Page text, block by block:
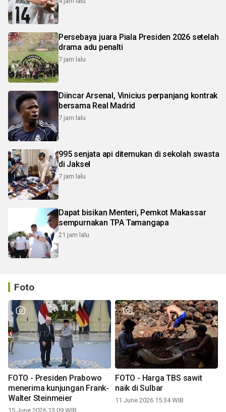
Persebaya juara Piala Presiden 2026 setelah
drama adu penalti
7 jam lalu
Diincar Arsenal, Vinicius perpanjang kontrak
bersama Real Madrid
7 jam lalu
995 senjata api ditemukan di sekolah swasta
di Jaksel
7 jam lalu
Dapat bisikan Menteri, Pemkot Makassar
sempurnakan TPA Tamangapa
21 jam lalu
Foto
FOTO - Presiden Prabowo
menerima kunjungan Frank-
Walter Steinmeier
15 June 2026 13:09 WIB
FOTO - Harga TBS sawit
naik di Sulbar
11 June 2026 15:34 WIB